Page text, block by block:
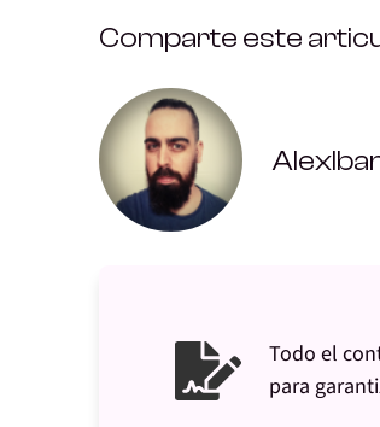
Comparte este
Todo el
para